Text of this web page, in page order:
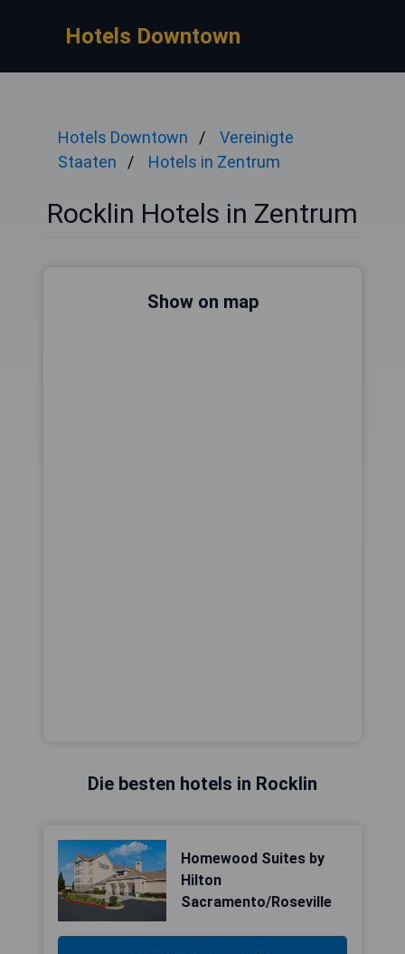
Hotels Downtown
Hotels Downtown
Vereinigte
Staaten
Hotels in Zentrum
Rocklin Hotels in Zentrum
Show on map
Die besten hotels in Rocklin
Homewood Suites by
Hilton
Sacramento/Roseville